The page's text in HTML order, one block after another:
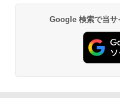
Google 検索で当サ